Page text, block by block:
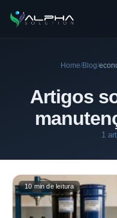
Home/Blog/
Artigos
1
10 min de leitura